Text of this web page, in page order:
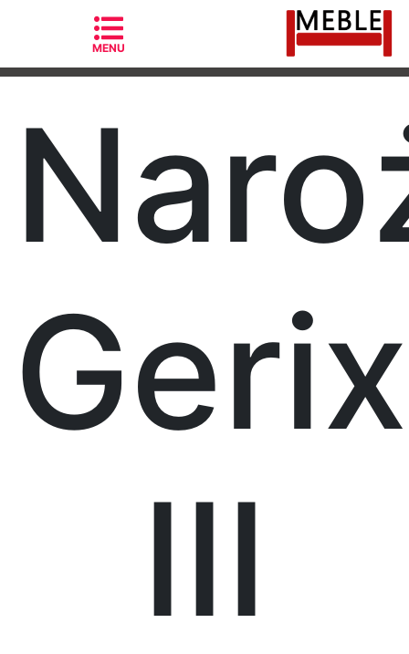
MENU
skandynawskie
Krzesła
Krzesła
Gerix
III